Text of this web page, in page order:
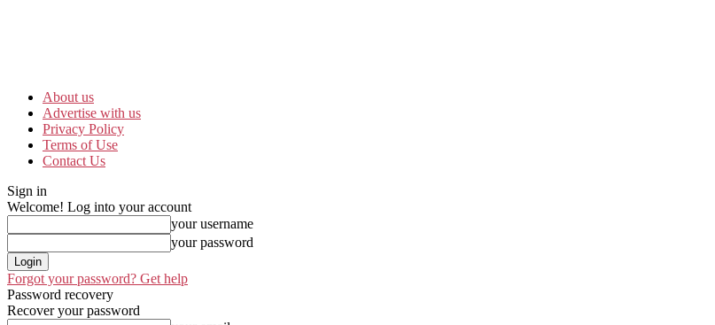
About us
Advertise with us
Privacy Policy
Terms of Use
Contact Us
Sign in
Welcome! Log into your account
your username
your password
Forgot your password? Get help
Password recovery
Recover your password